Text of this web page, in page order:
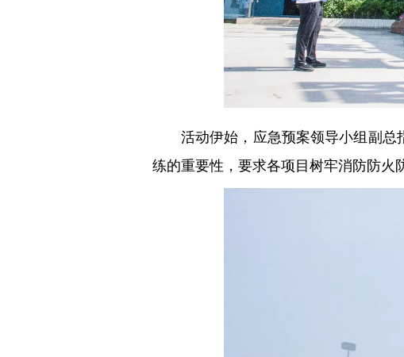
活动伊始，应急预案领导小组副
练的重要性，要求各项目树牢消防防火